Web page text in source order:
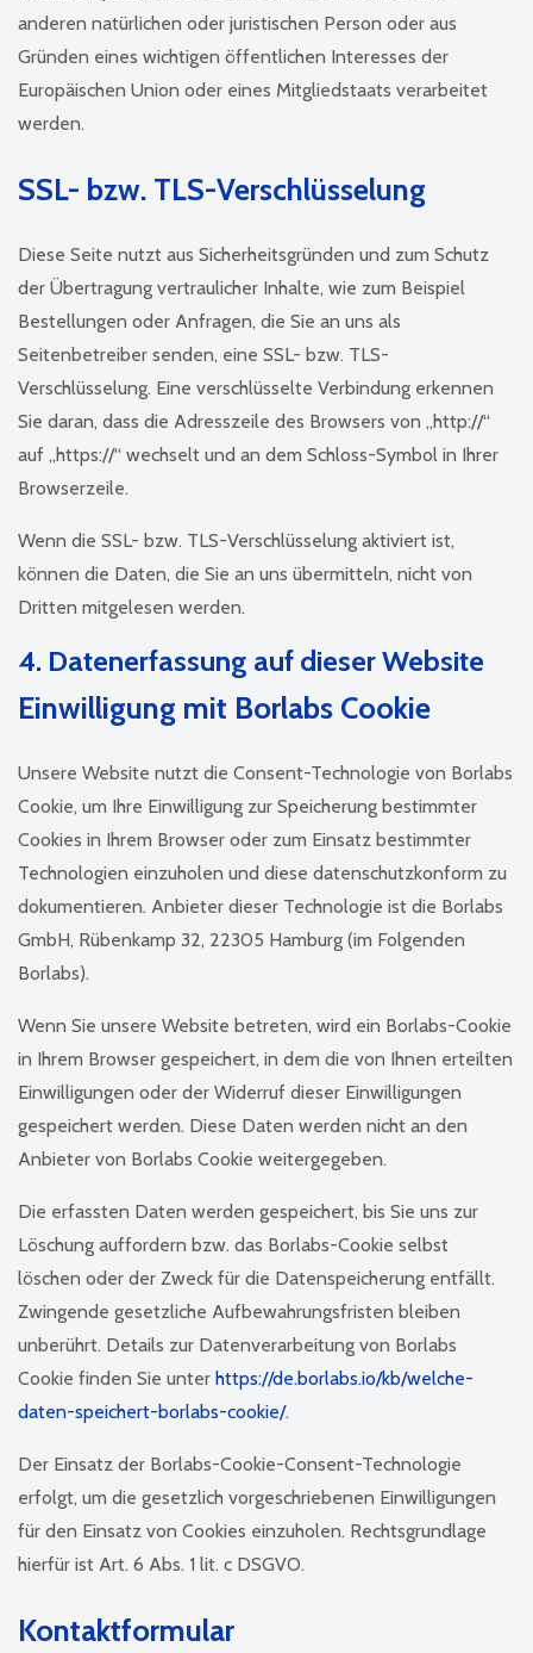
anderen natürlichen oder juristischen Person oder aus
Gründen eines wichtigen öffentlichen Interesses der
Europäischen Union oder eines Mitgliedstaats verarbeitet
werden.
SSL- bzw. TLS-Verschlüsselung
Diese Seite nutzt aus Sicherheitsgründen und zum Schutz
der Übertragung vertraulicher Inhalte, wie zum Beispiel
Bestellungen oder Anfragen, die Sie an uns als
Seitenbetreiber senden, eine SSL- bzw. TLS-
Verschlüsselung. Eine verschlüsselte Verbindung erkennen
Sie daran, dass die Adresszeile des Browsers von „http://“
auf „https://“ wechselt und an dem Schloss-Symbol in Ihrer
Browserzeile.
Wenn die SSL- bzw. TLS-Verschlüsselung aktiviert ist,
können die Daten, die Sie an uns übermitteln, nicht von
Dritten mitgelesen werden.
4. Datenerfassung auf dieser Website
Einwilligung mit Borlabs Cookie
Unsere Website nutzt die Consent-Technologie von Borlabs
Cookie, um Ihre Einwilligung zur Speicherung bestimmter
Cookies in Ihrem Browser oder zum Einsatz bestimmter
Technologien einzuholen und diese datenschutzkonform zu
dokumentieren. Anbieter dieser Technologie ist die Borlabs
GmbH, Rübenkamp 32, 22305 Hamburg (im Folgenden
Borlabs).
Wenn Sie unsere Website betreten, wird ein Borlabs-Cookie
in Ihrem Browser gespeichert, in dem die von Ihnen erteilten
Einwilligungen oder der Widerruf dieser Einwilligungen
gespeichert werden. Diese Daten werden nicht an den
Anbieter von Borlabs Cookie weitergegeben.
Die erfassten Daten werden gespeichert, bis Sie uns zur
Löschung auffordern bzw. das Borlabs-Cookie selbst
löschen oder der Zweck für die Datenspeicherung entfällt.
Zwingende gesetzliche Aufbewahrungsfristen bleiben
unberührt. Details zur Datenverarbeitung von Borlabs
Cookie finden Sie unter https://de.borlabs.io/kb/welche-
daten-speichert-borlabs-cookie/.
Der Einsatz der Borlabs-Cookie-Consent-Technologie
erfolgt, um die gesetzlich vorgeschriebenen Einwilligungen
für den Einsatz von Cookies einzuholen. Rechtsgrundlage
hierfür ist Art. 6 Abs. 1 lit. c DSGVO.
Kontaktformular